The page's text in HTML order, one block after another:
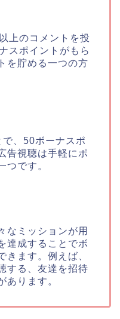
上のコメントを投
スポイントがもら
を貯める一つの方
、50ボーナスポ
告視聴は手軽にポ
つです。
なミッションが用
達成することでボ
きます。例えば、
する、友達を招待
あります。